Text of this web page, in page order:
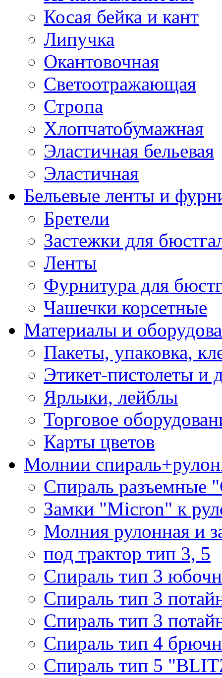
Косая бейка и кант
Липучка
Окантовочная
Светоотражающая
Стропа
Хлопчатобумажная
Эластичная бельевая
Эластичная
Бельевые ленты и
Бретели
Застежки для
Ленты
Фурнитура для
Чашечки корсетные
Материалы и
Пакеты, упаковка,
Этикет-пистолеты и
Ярлыки, лейблы
Торговое
Карты цветов
Молнии
Спираль разъемные
Замки "Micron" к
Молния рулонная и
под трактор тип 3, 5
Спираль тип 3
Спираль тип 3
Спираль тип 3
Спираль тип 4
Спираль тип 5